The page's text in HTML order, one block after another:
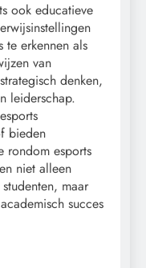
ook educatieve
te erkennen als
van
denken,
leiderschap.
bieden
rondom esports
niet alleen
maar
succes